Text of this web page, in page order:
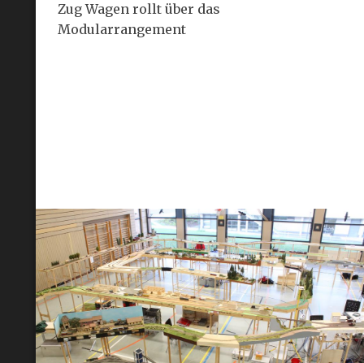
Zug Wagen rollt über das
Modularrangement